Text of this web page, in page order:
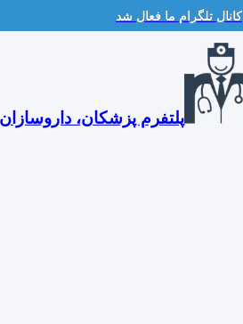
کانال تلگرام ما فعال شد
پلتفرم پزشکان،